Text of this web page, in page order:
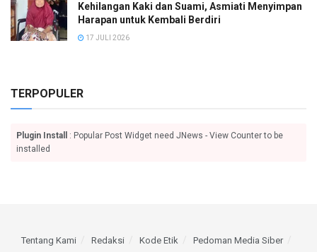
Kehilangan Kaki dan Suami, Asmiati Menyimpan
Harapan untuk Kembali Berdiri
17 JULI 2026
TERPOPULER
Plugin Install
: Popular Post Widget need JNews - View Counter to be
installed
Tentang Kami Redaksi Kode Etik
Pedoman Media Siber